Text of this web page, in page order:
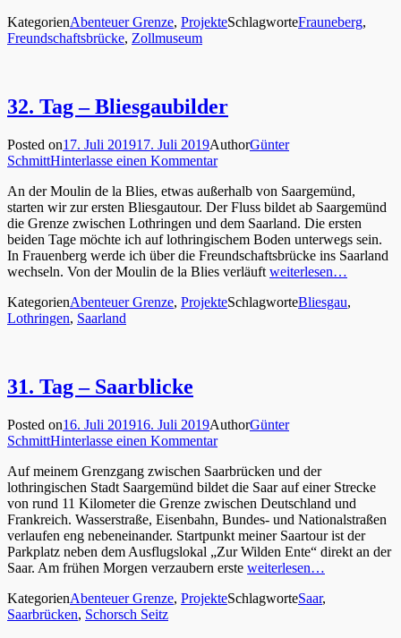
KategorienAbenteuer Grenze, ProjekteSchlagworteFrauneberg,
Freundschaftsbrücke, Zollmuseum
32. Tag – Bliesgaubilder
Posted on17. Juli 201917. Juli 2019AuthorGünter
SchmittHinterlasse einen Kommentar
An der Moulin de la Blies, etwas außerhalb von Saargemünd,
starten wir zur ersten Bliesgautour. Der Fluss bildet ab Saargemünd
die Grenze zwischen Lothringen und dem Saarland. Die ersten
beiden Tage möchte ich auf lothringischem Boden unterwegs sein.
In Frauenberg werde ich über die Freundschaftsbrücke ins Saarland
wechseln. Von der Moulin de la Blies verläuft weiterlesen…
KategorienAbenteuer Grenze, ProjekteSchlagworteBliesgau,
Lothringen, Saarland
31. Tag – Saarblicke
Posted on16. Juli 201916. Juli 2019AuthorGünter
SchmittHinterlasse einen Kommentar
Auf meinem Grenzgang zwischen Saarbrücken und der
lothringischen Stadt Saargemünd bildet die Saar auf einer Strecke
von rund 11 Kilometer die Grenze zwischen Deutschland und
Frankreich. Wasserstraße, Eisenbahn, Bundes- und Nationalstraßen
verlaufen eng nebeneinander. Startpunkt meiner Saartour ist der
Parkplatz neben dem Ausflugslokal „Zur Wilden Ente“ direkt an der
Saar. Am frühen Morgen verzaubern erste weiterlesen…
KategorienAbenteuer Grenze, ProjekteSchlagworteSaar,
Saarbrücken, Schorsch Seitz